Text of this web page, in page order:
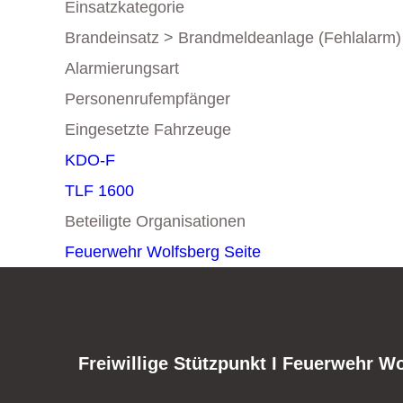
Einsatzkategorie
Brandeinsatz > Brandmeldeanlage (Fehlalarm)
Alarmierungsart
Personenrufempfänger
Eingesetzte Fahrzeuge
KDO-F
TLF 1600
Beteiligte Organisationen
Feuerwehr Wolfsberg Seite
Freiwillige Stützpunkt I Feuerwehr